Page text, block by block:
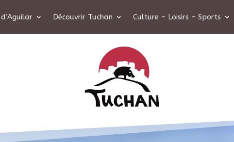
Découvrir Tuchan Culture – Loisirs – Sports